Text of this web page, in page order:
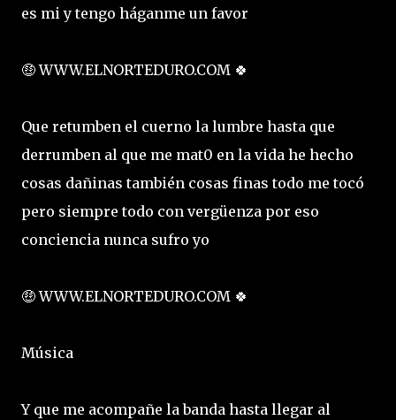
es mi y tengo háganme un favor
🤑 WWW.ELNORTEDURO.COM 🍀
Que retumben el cuerno la lumbre hasta que
derrumben al que me mat0 en la vida he hecho
cosas dañinas también cosas finas todo me tocó
pero siempre todo con vergüenza por eso
conciencia nunca sufro yo
🤑 WWW.ELNORTEDURO.COM 🍀
Música
Y que me acompañe la banda hasta llegar al